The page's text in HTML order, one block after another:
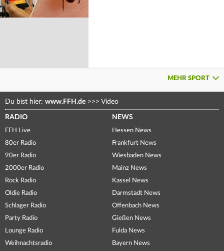
MEHR SPORT
Du bist hier: www.FFH.de >>> Video
RADIO
FFH Live
80er Radio
90er Radio
2000er Radio
Rock Radio
Oldie Radio
Schlager Radio
Party Radio
Lounge Radio
Weihnachtsradio
NEWS
Hessen News
Frankfurt News
Wiesbaden News
Mainz News
Kassel News
Darmstadt News
Offenbach News
Gießen News
Fulda News
Bayern News